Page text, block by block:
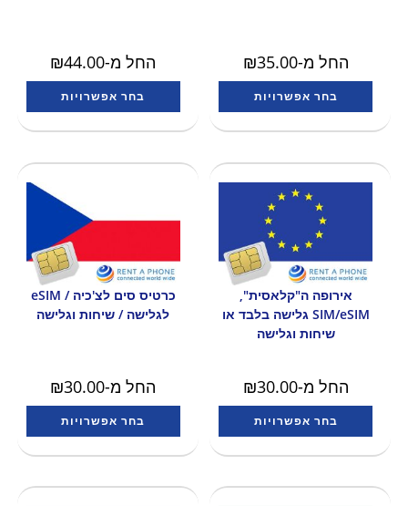
החל מ- ₪35.00
בחר אפשרויות
החל מ- ₪44.00
בחר אפשרויות
אירופה ה"קלאסית",
SIM/eSIM גלישה בלבד או
שיחות וגלישה
החל מ- ₪30.00
בחר אפשרויות
כרטיס סים לצ'כיה / eSIM
לגלישה / שיחות וגלישה
החל מ- ₪30.00
בחר אפשרויות